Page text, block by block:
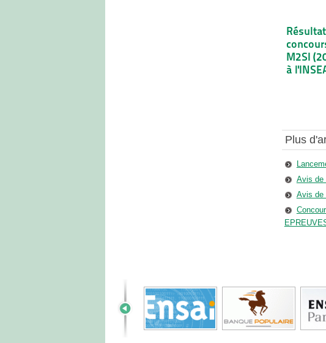
M2SI
à
Plus
Avis de
Avis de